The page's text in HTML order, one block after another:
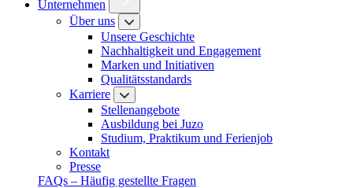
Unternehmen
Über uns
Unsere Geschichte
Nachhaltigkeit und Engagement
Marken und Initiativen
Qualitätsstandards
Karriere
Stellenangebote
Ausbildung bei Juzo
Studium, Praktikum und Ferienjob
Kontakt
Presse
FAQs – Häufig gestellte Fragen